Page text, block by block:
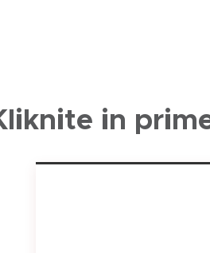
in